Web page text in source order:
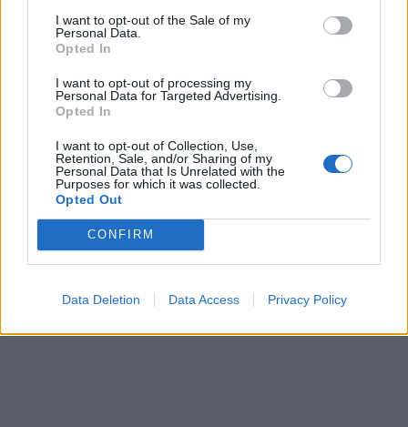
I want to opt-out of the Sale of my
Personal Data.
Opted In
I want to opt-out of processing my
Personal Data for Targeted Advertising.
Opted In
I want to opt-out of Collection, Use,
Retention, Sale, and/or Sharing of my
Personal Data that Is Unrelated with the
Purposes for which it was collected.
Opted Out
CONFIRM
Data Deletion Data Access Privacy Policy